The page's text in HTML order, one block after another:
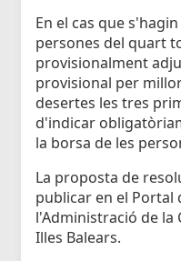
En el cas que
persones del quart
provisionalment
provisional per
desertes les tres
d'indicar
la borsa de les
La proposta de
publicar en el Portal
l'Administració de la
Illes Balears.